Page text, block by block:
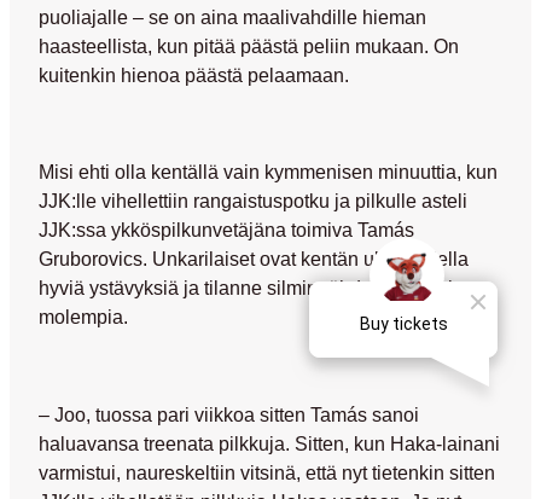
puoliajalle – se on aina maalivahdille hieman
haasteellista, kun pitää päästä peliin mukaan. On
kuitenkin hienoa päästä pelaamaan.
Misi ehti olla kentällä vain kymmenisen minuuttia, kun
JJK:lle vihellettiin rangaistuspotku ja pilkulle asteli
JJK:ssa ykköspilkunvetäjäna toimiva Tamás
Gruborovics. Unkarilaiset ovat kentän ulkopuolella
hyviä ystävyksiä ja tilanne silminnähden huvittikin
molempia.
– Joo, tuossa pari viikkoa sitten Tamás sanoi
haluavansa treenata pilkkuja. Sitten, kun Haka-lainani
varmistui, naureskeltiin vitsinä, että nyt tietenkin sitten